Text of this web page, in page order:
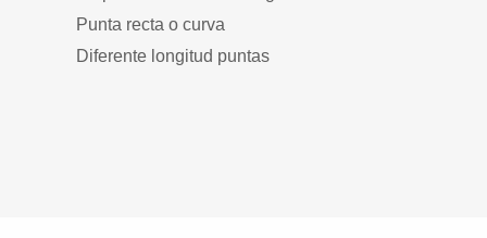
Punta recta o curva
Diferente longitud puntas